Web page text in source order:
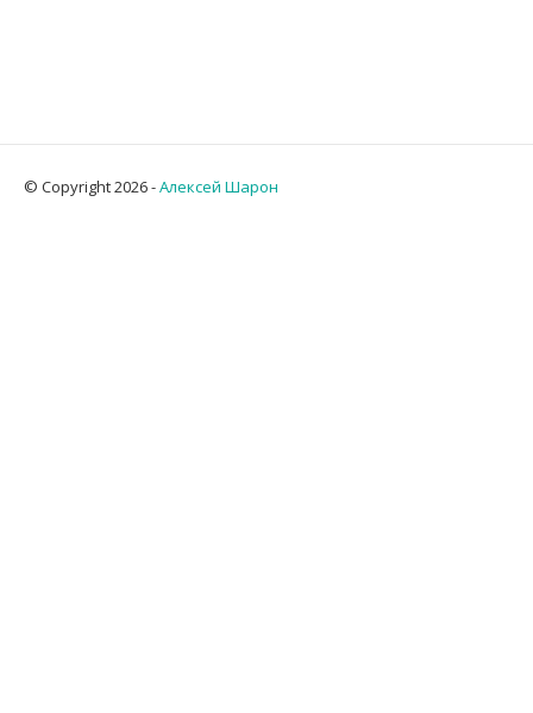
© Copyright 2026 -Алексей Шарон